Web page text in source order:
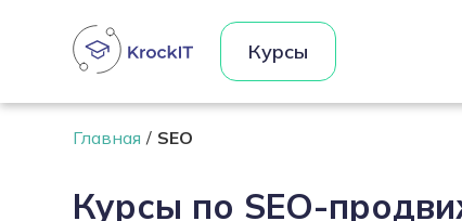
Курсы
Главная SEO
Курсы по SEO-